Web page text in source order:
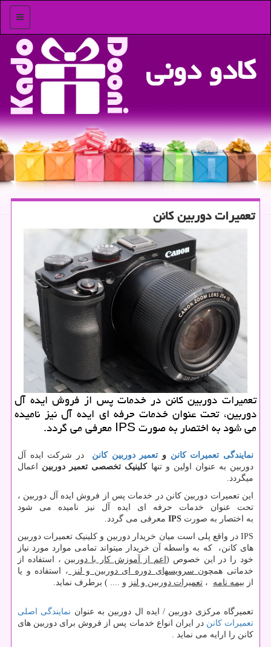
منو
كادو دونی
تعمیرات دوربین كانن
تعمیرات دوربین كانن در خدمات پس از فروش ایده آل
دوربین، تحت عنوان خدمات حرفه ای ایده آل نیز نامیده
می شود به اختصار به صورت IPS معرفی می گردد.
نمایندگی تعمیرات کانن و تعمیر دوربین کانن
در شرکت ایده آل
دوربین به عنوان اولین و تنها کلینیک تخصصی تعمیر دوربین اعمال
میگردد.
این تعمیرات دوربین کانن در خدمات پس از فروش ایده آل دوربین ،
تحت عنوان خدمات حرفه ای ایده آل نیز نامیده می شود
به اختصار به صورت IPS معرفی می گردد.
IPS در واقع پلی است میان خریدار دوربین و کلینیک تعمیرات دوربین
های کانن، که به واسطه آن خریدار میتواند تمامی موارد مورد نیاز
خود را در این خصوص (اعم از آموزش کار با دوربین ، استفاده از
خدماتی همچون سرویسهای دوره ای دوربین و لنز ، استفاده و یا
از بیمه نامه ، تعمیرات دوربین و لنز و .... ) برطرف نماید.
تعمیرگاه مرکزی دوربین / ایده ال دوربین به عنوان نمایندگی اصلی
تعمیرات کانن در ایران انواع خدمات پس از فروش برای دوربین های
کانن را ارایه می نماید .